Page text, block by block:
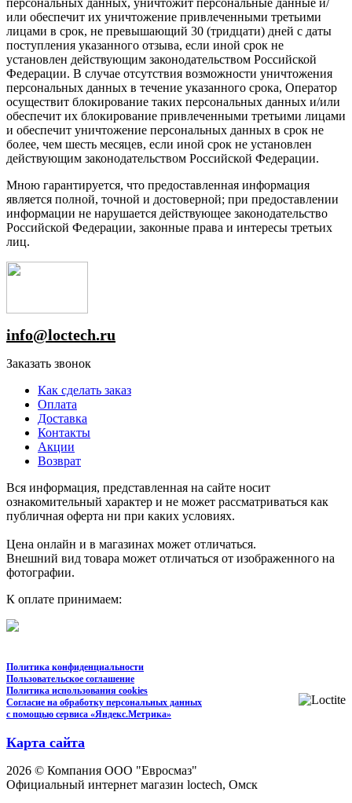
или обеспечит их уничтожение привлеченными третьими
лицами в срок, не превышающий 30 (тридцати) дней с даты
поступления указанного отзыва, если иной срок не
установлен действующим законодательством Российской
Федерации. В случае отсутствия возможности уничтожения
персональных данных в течение указанного срока, Оператор
осуществит блокирование таких персональных данных и/или
обеспечит их блокирование привлеченными третьими лицами
и обеспечит уничтожение персональных данных в срок не
более, чем шесть месяцев, если иной срок не установлен
действующим законодательством Российской Федерации.
Мною гарантируется, что предоставленная информация
является полной, точной и достоверной; при предоставлении
информации не нарушается действующее законодательство
Российской Федерации, законные права и интересы третьих
лиц.
info@loctech.ru
Заказать звонок
Как сделать заказ
Оплата
Доставка
Контакты
Акции
Возврат
Вся информация, представленная на сайте носит
ознакомительный характер и не может рассматриваться как
публичная оферта ни при каких условиях.
Цена онлайн и в магазинах может отличаться.
Внешний вид товара может отличаться от изображенного на
фотографии.
К оплате принимаем:
Политика конфиденциальности
Пользовательское соглашение
Политика использования cookies
Согласие на обработку персональных данных
с помощью сервиса «Яндекс.Метрика»
Карта сайта
2026 © Компания ООО "Евросмаз"
Официальный интернет магазин loctech, Омск